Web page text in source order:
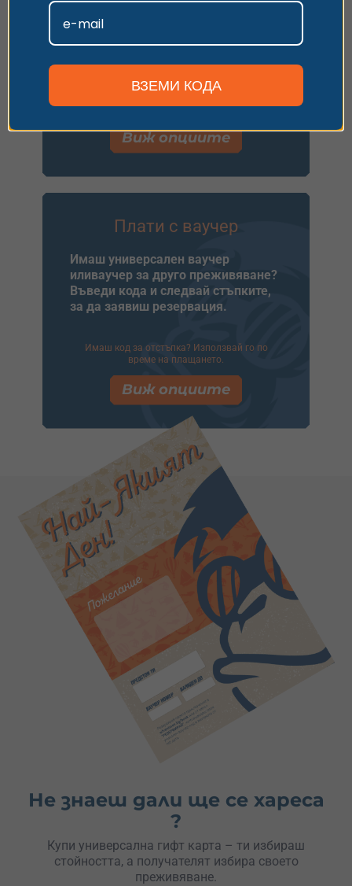
1. Избери ваучер
2. Заяви резервация
3. Плати лесно онлайн
Ще видиш следващите стъпки за
потвърждаване на резервацията.
Виж опциите
Плати с ваучер
Имаш универсален ваучер
иливаучер за друго преживяване?
Въведи кода и следвай стъпките,
за да заявиш резервация.
Имаш код за отстъпка? Използвай го по
време на плащането.
Виж опциите
Не знаеш дали ще се хареса
?
Купи универсална гифт карта – ти избираш
стойността, а получателят избира своето
преживяване.
ВЗЕМИ КОДА